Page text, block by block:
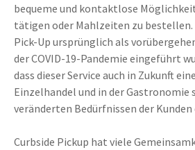
bequeme und kontaktlose
tätigen oder Mahlzeiten zu bestellen.
Pick-Up ursprünglich als
der COVID-19-Pandemie eingeführt
dass dieser Service auch in Zukunft
Einzelhandel und in der Gastronomie
veränderten Bedürfnissen der
Curbside Pickup hat viele